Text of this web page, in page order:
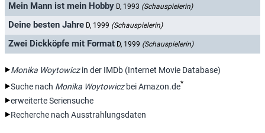
Mein Mann ist mein Hobby D, 1993 (Schauspielerin)
Deine besten Jahre D, 1999 (Schauspielerin)
Zwei Dickköpfe mit Format D, 1999 (Schauspielerin)
Monika Woytowiczin der IMDb (Internet Movie Database)
Suche nach Monika Woytowiczbei Amazon.de*
erweiterte Seriensuche
Recherche nach Ausstrahlungsdaten